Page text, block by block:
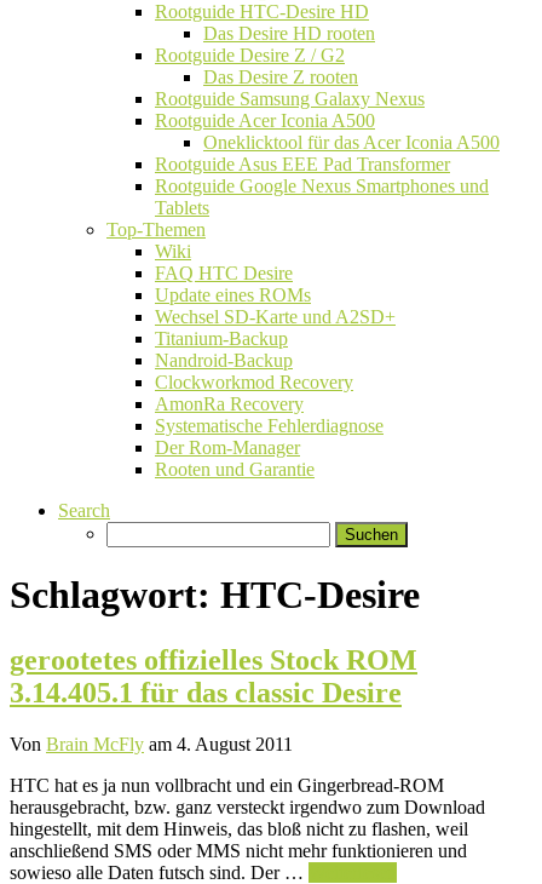
Rootguide HTC-Desire HD
Das Desire HD rooten
Rootguide Desire Z / G2
Das Desire Z rooten
Rootguide Samsung Galaxy Nexus
Rootguide Acer Iconia A500
Oneklicktool für das Acer Iconia A500
Rootguide Asus EEE Pad Transformer
Rootguide Google Nexus Smartphones und
Tablets
Top-Themen
Wiki
FAQ HTC Desire
Update eines ROMs
Wechsel SD-Karte und A2SD+
Titanium-Backup
Nandroid-Backup
Clockworkmod Recovery
AmonRa Recovery
Systematische Fehlerdiagnose
Der Rom-Manager
Rooten und Garantie
Search
nach:
Schlagwort: HTC-Desire
gerootetes offizielles Stock ROM
3.14.405.1 für das classic Desire
Von Brain McFly am 4. August 2011
HTC hat es ja nun vollbracht und ein Gingerbread-ROM
herausgebracht, bzw. ganz versteckt irgendwo zum Download
hingestellt, mit dem Hinweis, das bloß nicht zu flashen, weil
anschließend SMS oder MMS nicht mehr funktionieren und
sowieso alle Daten futsch sind. Der …